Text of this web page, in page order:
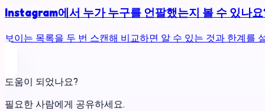
Instagram에서 누가 누구를 언팔했는지 볼 수 있나
보이는 목록을 두 번 스캔해 비교하면 알 수 있는 것과 한계를
도움이 되었나요?
필요한 사람에게 공유하세요.